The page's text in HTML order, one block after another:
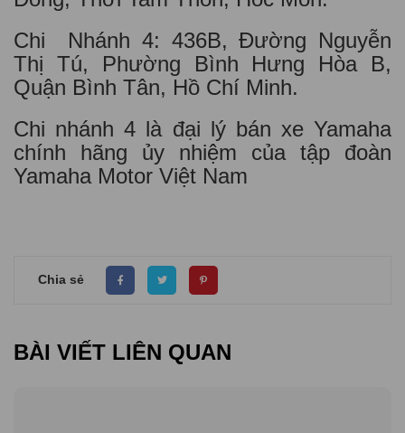
Chi Nhánh 4: 436B, Đường Nguyễn
Thị Tú, Phường Bình Hưng Hòa B,
Quận Bình Tân, Hồ Chí Minh.
Chi nhánh 4 là đại lý bán xe Yamaha
chính hãng ủy nhiệm của tập đoàn
Yamaha Motor Việt Nam
Chia sẻ
BÀI VIẾT LIÊN QUAN